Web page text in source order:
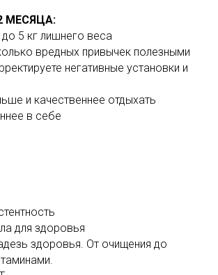
МЕСЯЦА:
5 кг лишнего веса
вредных привычек полезными
негативные установки и
и качественнее отдыхать
в себе
для здоровья
здоровья. От очищения до